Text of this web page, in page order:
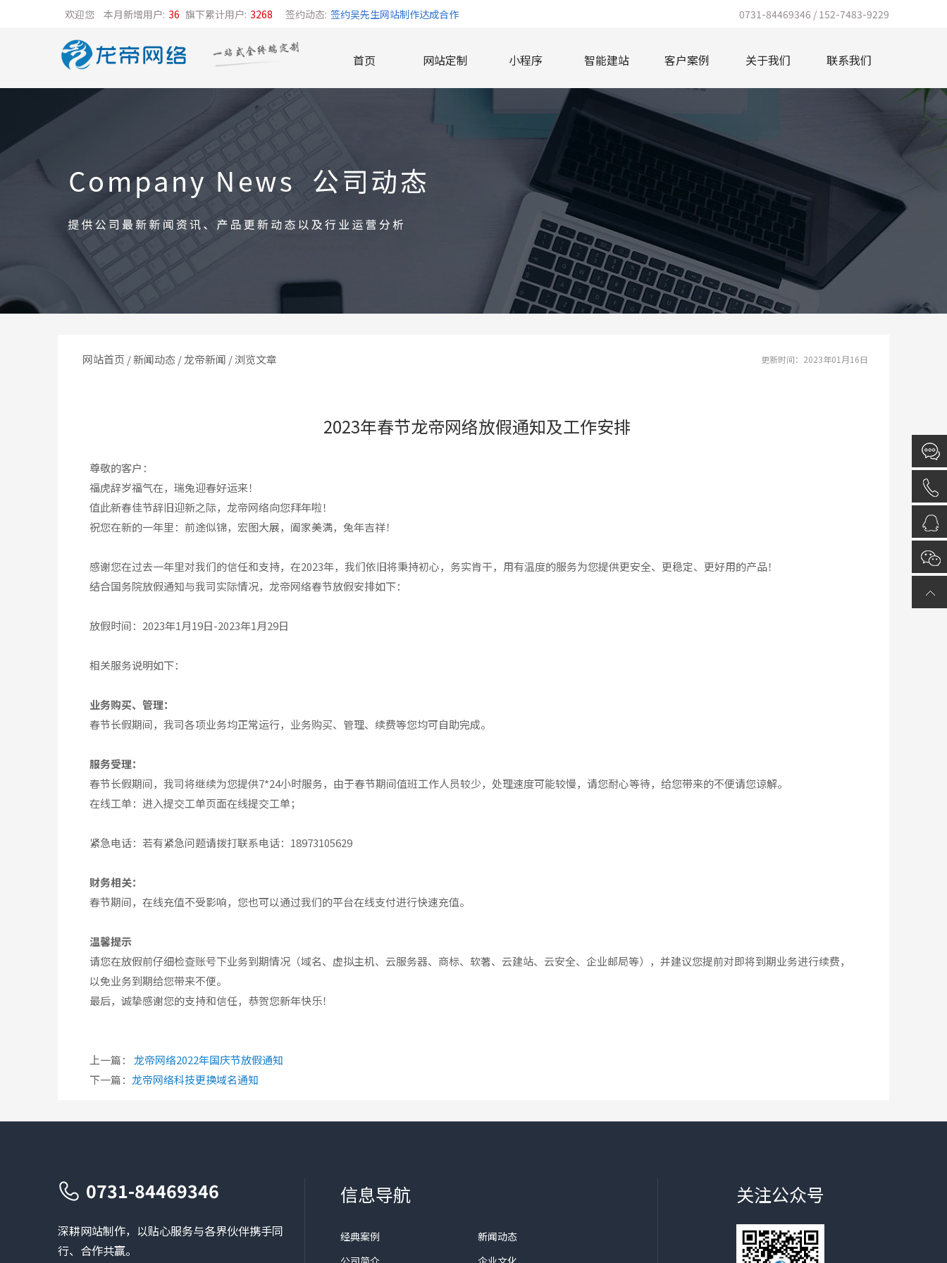
欢迎您 本月新增用户: 36 旗下累计用户: 3268 签约动态: 签约吴先生网站制作达成合作
签约长沙市开福区小毛驴食品便利店达成合作
签约湖南奥托曼国际贸易有限公司达成合作
签约湖南三谊医疗科技有限公司达成合作
签约湖南众乾节能环保科技达成合作
0731-84469346 / 152-7483-9229
首页 网站定制 小程序 智能建站 客户案例 关于我们 联系我们
网站首页 /新闻动态/龙帝新闻 / 浏览文章 更新时间：2023年01月16日
2023年春节龙帝网络放假通知及工作安排
尊敬的客户：
福虎辞岁福气在，瑞兔迎春好运来！
值此新春佳节辞旧迎新之际，龙帝网络向您拜年啦！
祝您在新的一年里：前途似锦，宏图大展，阖家美满，兔年吉祥！
感谢您在过去一年里对我们的信任和支持，在2023年，我们依旧将秉持初心，务实肯干，用有温度的服务为您提供更安全、更稳定、更好用的产品！
结合国务院放假通知与我司实际情况，龙帝网络春节放假安排如下：
放假时间：2023年1月19日-2023年1月29日
相关服务说明如下：
业务购买、管理：
春节长假期间，我司各项业务均正常运行，业务购买、管理、续费等您均可自助完成。
服务受理：
春节长假期间，我司将继续为您提供7*24小时服务，由于春节期间值班工作人员较少，处理速度可能较慢，请您耐心等待，给您带来的不便请您谅解。
在线工单：进入提交工单页面在线提交工单；
紧急电话：若有紧急问题请拨打联系电话：18973105629
财务相关：
春节期间，在线充值不受影响，您也可以通过我们的平台在线支付进行快速充值。
温馨提示
请您在放假前仔细检查账号下业务到期情况（域名、虚拟主机、云服务器、商标、软著、云建站、云安全、企业邮局等），并建议您提前对即将到期业务进行续费，
以免业务到期给您带来不便。
最后，诚挚感谢您的支持和信任，恭贺您新年快乐！
上一篇： 龙帝网络2022年国庆节放假通知
下一篇： 龙帝网络科技更换域名通知
0731-84469346
深耕网站制作，以贴心服务与各界伙伴携手同
行、合作共赢。
信息导航
经典案例
新闻动态
关注公众号